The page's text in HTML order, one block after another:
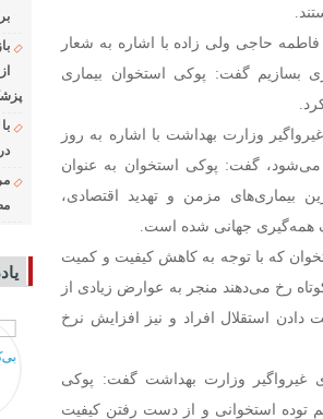
حاجی ولی زاده با اشاره به شعار
بسازیم گفت: پوکی استخوان بیماری
وزارت بهداشت با اشاره به روز
سال ۲۸ مهر تا ۵ آبان برگزار می‌شود، گفت: پوکی استخوان به عنوان
بیماری‌های مزمن و تهدید اقتصادی،
همه‌گیری جهانی شده است.
که با توجه به کاهش کیفیت و کمیت
رخ می‌دهند منجر به عوارض زیادی از
دادن استقلال افراد و نیز افزایش نرخ
غیرواگیر وزارت بهداشت گفت: پوکی
توده استخوانی و از دست رفتن کیفیت
انگار آش دهن سوزی هم
مهدی بذرافکن؛